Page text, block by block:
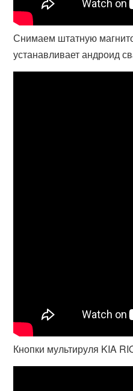
Снимаем штатную
устанавливает андроид
Кнопки мультируля KIA